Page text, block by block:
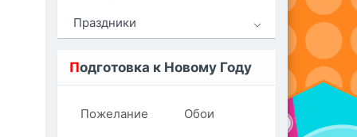
Праздники
Подготовка к Новому Году
Пожелание Обои